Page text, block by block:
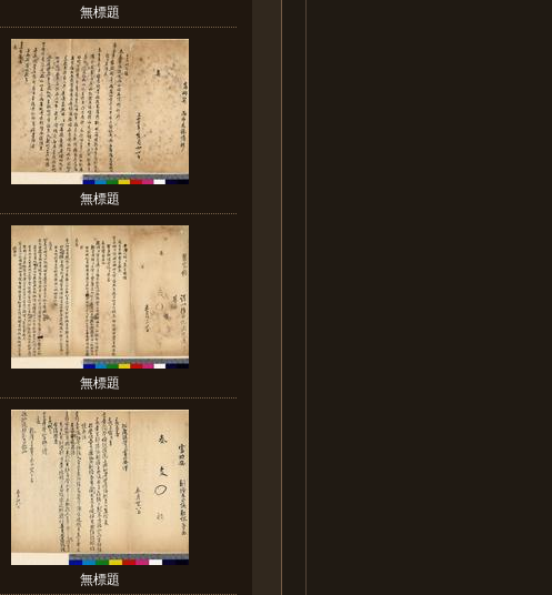
無標題
無標題
無標題
無標題